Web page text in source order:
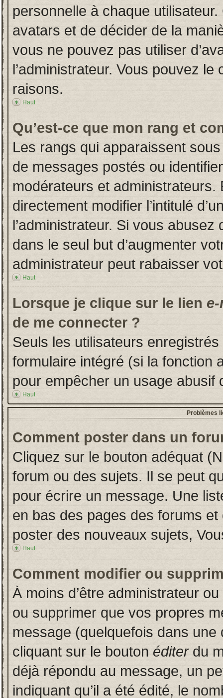
personnelle à chaque utilisateur.
avatars et de décider de la
vous ne pouvez pas utiliser
l’administrateur. Vous pouvez
raisons.
Haut
Qu’est-ce que mon rang et
Les rangs qui apparaissent
de messages postés ou
modérateurs et
directement modifier l’intitulé
l’administrateur. Si vous
dans le seul but d’augmenter
administrateur peut rabaisser
Haut
Lorsque je clique sur le lien
de me connecter ?
Seuls les utilisateurs
formulaire intégré (si la fonction
pour empêcher un usage abusif
Haut
Problèmes
Comment poster dans un
Cliquez sur le bouton adéquat
forum ou des sujets. Il se peut
pour écrire un message. Une
en bas des pages des forums
poster des nouveaux sujets,
Haut
Comment modifier ou
À moins d’être administrateur
ou supprimer que vos propres
message (quelquefois dans
cliquant sur le bouton éditerdu
déjà répondu au message, un
indiquant qu’il a été édité, le